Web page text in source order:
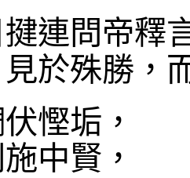
連問帝釋
於殊勝，
伏慳垢，
中賢，